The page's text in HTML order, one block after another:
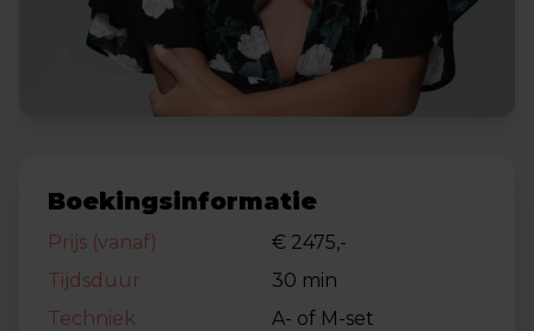
Boekingsinformatie
Prijs (vanaf)
€ 2475,-
Tijdsduur
30 min
Techniek
A- of M-set